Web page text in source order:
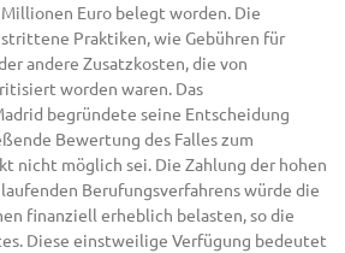
Euro belegt worden. Die
Praktiken, wie Gebühren für
andere Zusatzkosten, die von
worden waren. Das
begründete seine Entscheidung
Bewertung des Falles zum
nicht möglich sei. Die Zahlung der hohen
Berufungsverfahrens würde die
finanziell erheblich belasten, so die
Diese einstweilige Verfügung bedeutet